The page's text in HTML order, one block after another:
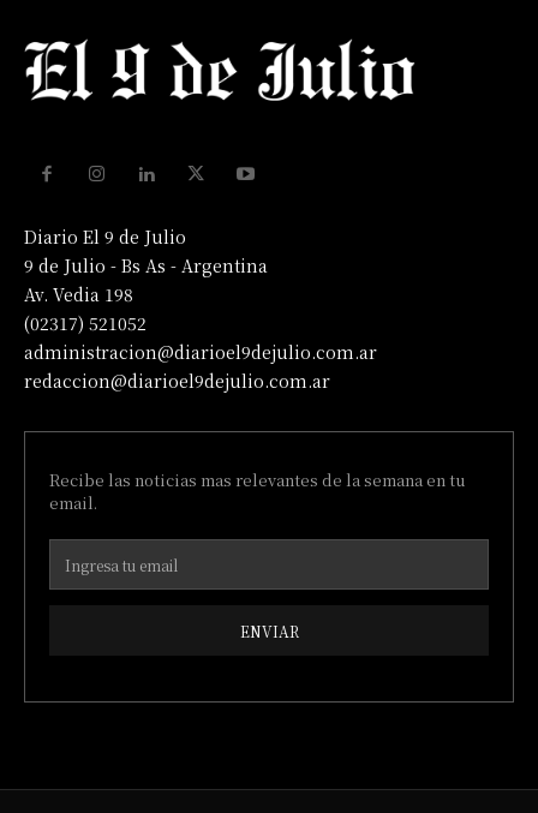
Diario El 9 de Julio
9 de Julio - Bs As - Argentina
Av. Vedia 198
(02317) 521052
administracion@diarioel9dejulio.com.ar
redaccion@diarioel9dejulio.com.ar
Recibe las noticias mas relevantes de la semana en tu
email.
ENVIAR